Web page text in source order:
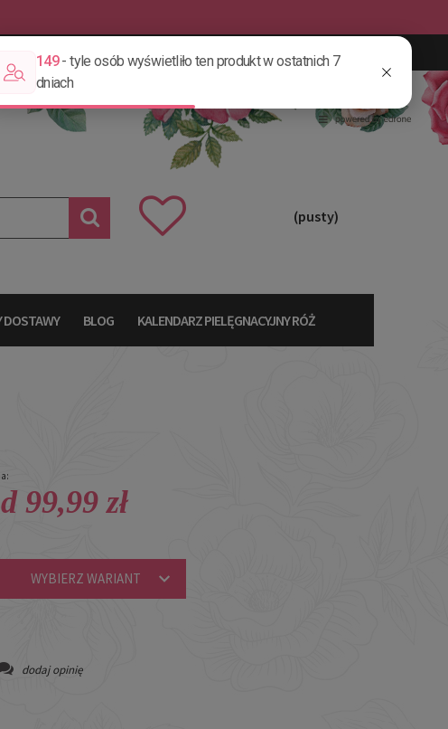
Zarejestruj się ZALOGUJ SIĘ
(pusty)
DOSTAWY BLOG KALENDARZ PIELĘGNACYJNY RÓŻ
99,99 zł
WYBIERZ WARIANT
dodaj opinię